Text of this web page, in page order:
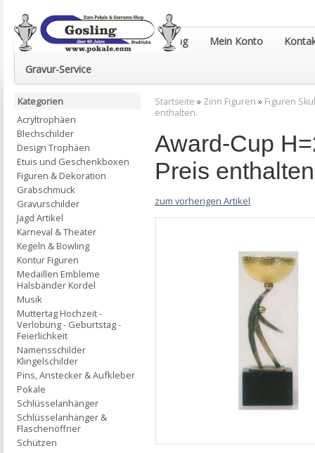
Euro-Pokale & Gravur-Shop Gosling Mein Konto
Gravur-Service
Startseite » Zinn Figuren » Figuren
enthalten.
Award-Cup
Preis
zum vorherigen Artikel
Kategorien
Acryltrophäen
Blechschilder
Design Trophäen
Etuis und Geschenkboxen
Figuren & Dekoration
Grabschmuck
Gravurschilder
Jagd Artikel
Karneval & Theater
Kegeln & Bowling
Kontur Figuren
Medaillen Embleme
Halsbänder Kordel
Musik
Muttertag Hochzeit -
Verlobung - Geburtstag -
Feierlichkeit
Namensschilder
Klingelschilder
Pins, Anstecker & Aufkleber
Pokale
Schlüsselanhänger
Schlüsselanhänger &
Flaschenöffner
Schützen